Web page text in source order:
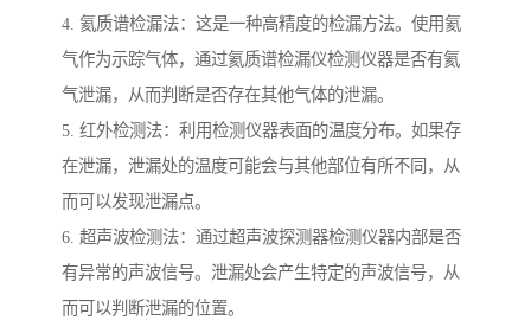
4. 氦质谱检漏法：这是一种高精度的检漏方法。使用氦
气作为示踪气体，通过氦质谱检漏仪检测仪器是否有氦
气泄漏，从而判断是否存在其他气体的泄漏。
5. 红外检测法：利用检测仪器表面的温度分布。如果存
在泄漏，泄漏处的温度可能会与其他部位有所不同，从
而可以发现泄漏点。
6. 超声波检测法：通过超声波探测器检测仪器内部是否
有异常的声波信号。泄漏处会产生特定的声波信号，从
而可以判断泄漏的位置。